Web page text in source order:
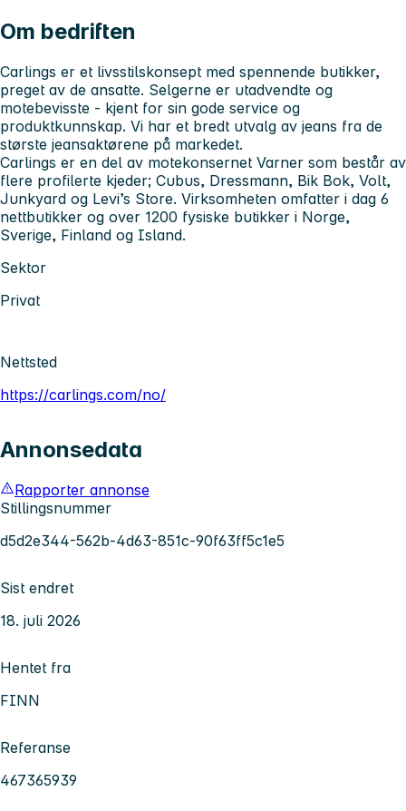
Om bedriften
Carlings er et livsstilskonsept med spennende butikker,
preget av de ansatte. Selgerne er utadvendte og
motebevisste - kjent for sin gode service og
produktkunnskap. Vi har et bredt utvalg av jeans fra de
største jeansaktørene på markedet.
Carlings er en del av motekonsernet Varner som består av
flere profilerte kjeder; Cubus, Dressmann, Bik Bok, Volt,
Junkyard og Levi’s Store. Virksomheten omfatter i dag 6
nettbutikker og over 1200 fysiske butikker i Norge,
Sverige, Finland og Island.
Sektor
Privat
Nettsted
https://carlings.com/no/
Annonsedata
Rapporter annonse
Stillingsnummer
d5d2e344-562b-4d63-851c-90f63ff5c1e5
Sist endret
18. juli 2026
Hentet fra
FINN
Referanse
467365939